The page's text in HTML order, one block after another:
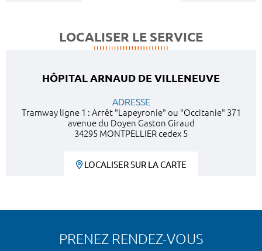
LOCALISER LE SERVICE
HÔPITAL ARNAUD DE VILLENEUVE
ADRESSE
Tramway ligne 1 : Arrêt "Lapeyronie" ou "Occitanie" 371
avenue du Doyen Gaston Giraud
34295 MONTPELLIER cedex 5
LOCALISER SUR LA CARTE
PRENEZ RENDEZ-VOUS